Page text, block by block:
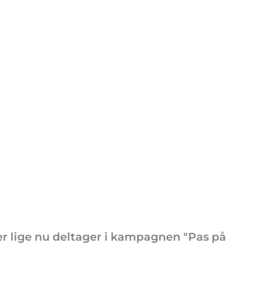
lige nu deltager i kampagnen "Pas på